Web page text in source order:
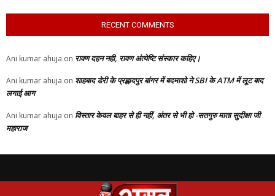
RECENT COMMENTS
Ani kumar ahuja on रावण दहन नही, रावण अंत्येष्टि संस्कार कहिए।
Ani kumar ahuja on शाहबाद डेरी के प्रह्लादपुर बांगर में बदमाशो ने SBI के ATM में लूट बाद
लगाई आग
Ani kumar ahuja on विस्तार केवल बाहर से ही नहीं, अंतर से भी हो -सतगुरु माता सुदीक्षा जी
महाराज